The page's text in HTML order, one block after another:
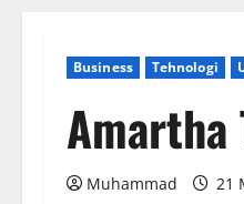
Business Tehnologi
Amartha
Muhammad 21